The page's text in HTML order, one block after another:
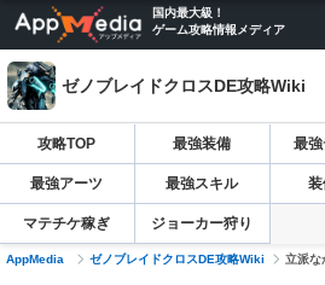
国内最大級！
ゲーム攻略情報メディア
ゼノブレイドクロスDE攻略Wiki
攻略TOP 最強装備 最
最強アーツ 最強スキル
マテチケ稼ぎ ジョーカー狩り
AppMedia ゼノブレイドクロスDE攻略Wiki 立派な